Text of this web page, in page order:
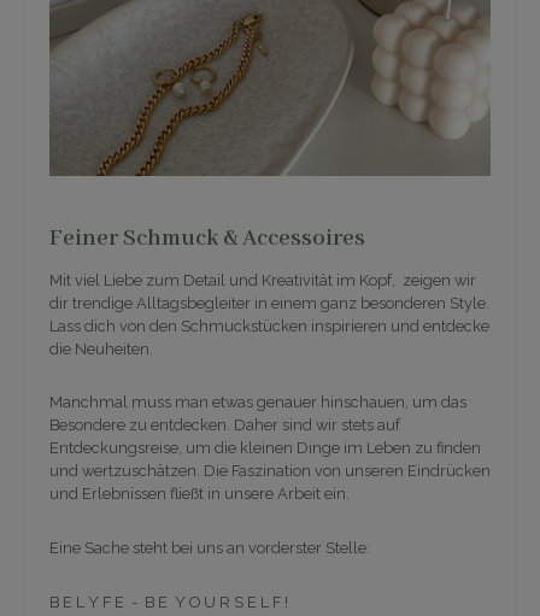
Feiner Schmuck & Accessoires
Mit viel Liebe zum Detail und Kreativität im Kopf, zeigen wir
dir trendige Alltagsbegleiter in einem ganz besonderen Style.
Lass dich von den Schmuckstücken inspirieren und entdecke
die Neuheiten.
Manchmal muss man etwas genauer hinschauen, um das
Besondere zu entdecken. Daher sind wir stets auf
Entdeckungsreise, um die kleinen Dinge im Leben zu finden
und wertzuschätzen. Die Faszination von unseren Eindrücken
und Erlebnissen fließt in unsere Arbeit ein.
Eine Sache steht bei uns an vorderster Stelle:
B E L Y F E - B E Y O U R S E L F !